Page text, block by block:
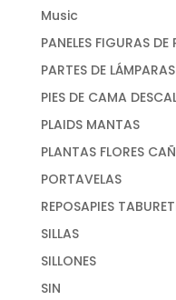
Music
PANELES FIGURAS DE
PARTES DE LÁMPARAS
PIES DE CAMA
PLAIDS MANTAS
PLANTAS FLORES
PORTAVELAS
REPOSAPIES
SILLAS
SILLONES
SIN